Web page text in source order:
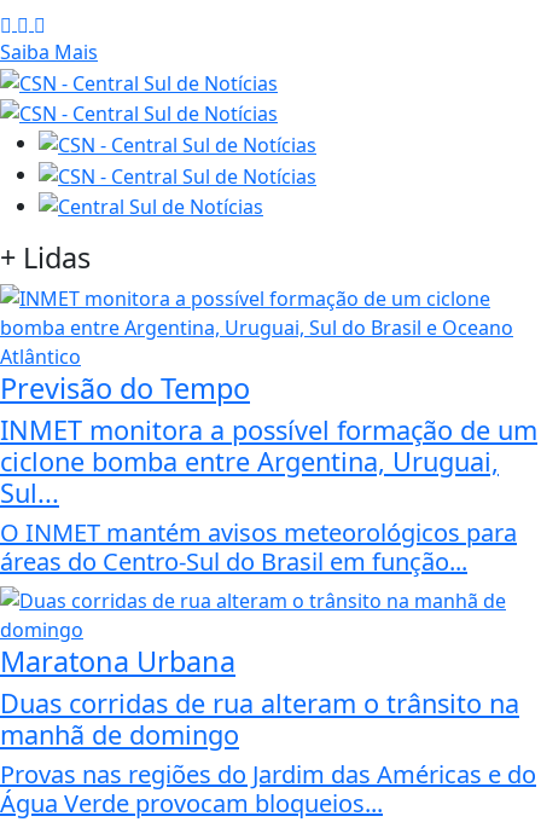
Saiba Mais
+ Lidas
Previsão do Tempo
INMET monitora a possível formação de um
ciclone bomba entre Argentina, Uruguai,
Sul...
O INMET mantém avisos meteorológicos para
áreas do Centro-Sul do Brasil em função...
Maratona Urbana
Duas corridas de rua alteram o trânsito na
manhã de domingo
Provas nas regiões do Jardim das Américas e do
Água Verde provocam bloqueios...